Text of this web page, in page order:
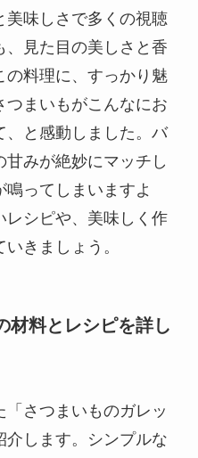
美味しさで多くの視聴
見た目の美しさと香
の料理に、すっかり魅
つまいもがこんなにお
、と感動しました。バ
みが絶妙にマッチし
ってしまいますよ
レシピや、美味しく作
きましょう。
材料とレシピを詳し
「さつまいものガレッ
介します。シンプルな